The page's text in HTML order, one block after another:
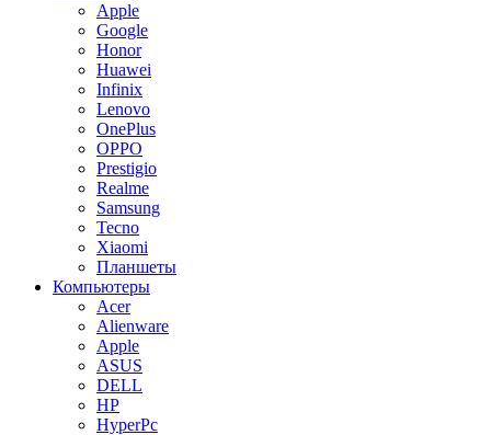
Apple
Google
Honor
Huawei
Infinix
Lenovo
OnePlus
OPPO
Prestigio
Realme
Samsung
Tecno
Xiaomi
Планшеты
Компьютеры
Acer
Alienware
Apple
ASUS
DELL
HP
HyperPc